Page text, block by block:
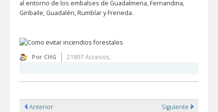
al entorno de los embalses de Guadalmena, Fernandina,
Giribaile, Guadalén, Rumblar y Freneda.
Por CHG 21897 Accesos,
Anterior Siguiente